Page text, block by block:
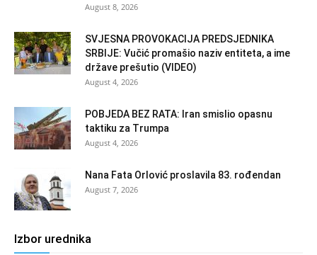
August 8, 2026
SVJESNA PROVOKACIJA PREDSJEDNIKA
SRBIJE: Vučić promašio naziv entiteta, a ime
države prešutio (VIDEO)
August 4, 2026
POBJEDA BEZ RATA: Iran smislio opasnu
taktiku za Trumpa
August 4, 2026
Nana Fata Orlović proslavila 83. rođendan
August 7, 2026
Izbor urednika